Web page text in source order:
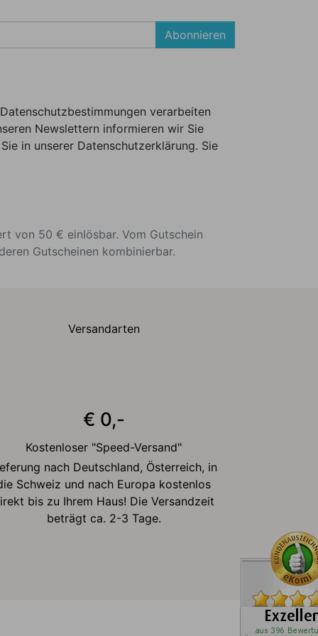
Abonnieren
verarbeiten
Newslettern informieren wir Sie
in unserer Datenschutzerklärung. Sie
von 50 € einlösbar. Vom Gutschein
Gutscheinen kombinierbar.
Versandarten
€ 0,-
Kostenloser "Speed-Versand"
nach Deutschland, Österreich, in
Schweiz und nach Europa kostenlos
bis zu Ihrem Haus! Die Versandzeit
beträgt ca. 2-3 Tage.